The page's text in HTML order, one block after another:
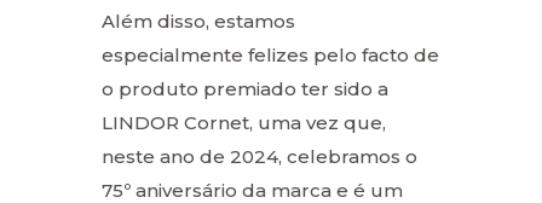
Além disso, estamos
especialmente felizes pelo facto de
o produto premiado ter sido a
LINDOR Cornet, uma vez que,
neste ano de 2024, celebramos o
75º aniversário da marca e é um